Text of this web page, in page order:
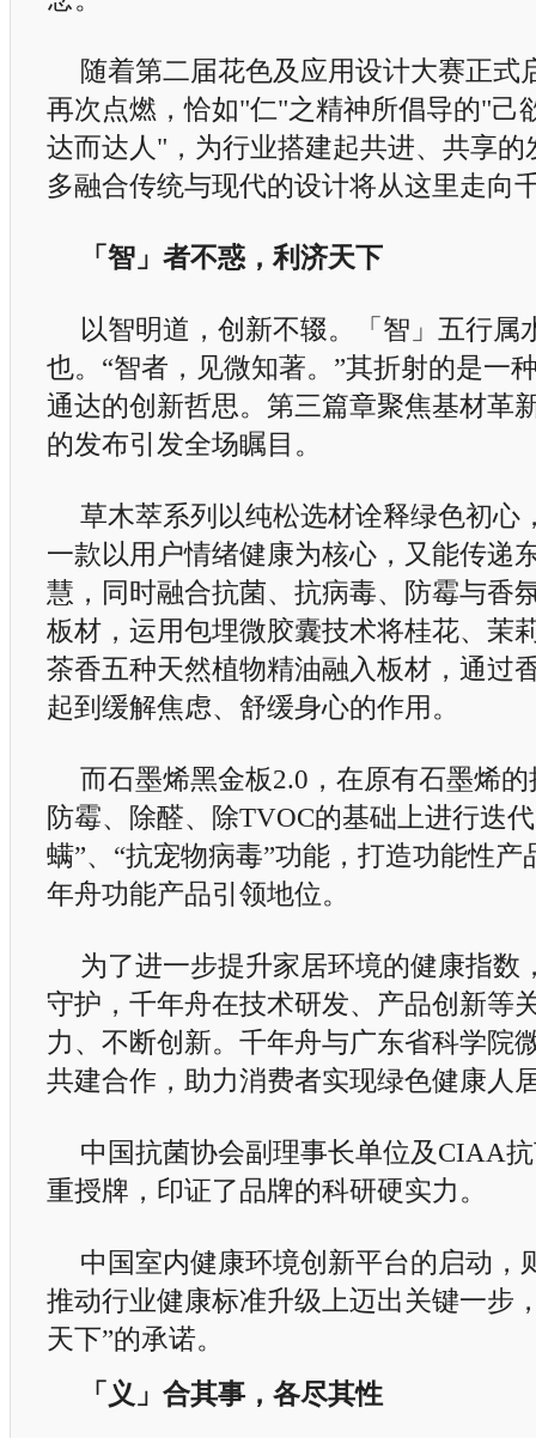
随着第二届花色及应用设计大赛正式
再次点燃，恰如"仁"之精神所倡导的"己
达而达人"，为行业搭建起共进、共享的
多融合传统与现代的设计将从这里走向
「智」者不惑，利济天下
以智明道，创新不辍。「智」五行属
也。“智者，见微知著。”其折射的是一
通达的创新哲思。第三篇章聚焦基材革
的发布引发全场瞩目。
草木萃系列以纯松选材诠释绿色初心
一款以用户情绪健康为核心，又能传递
慧，同时融合抗菌、抗病毒、防霉与香
板材，运用包埋微胶囊技术将桂花、茉
茶香五种天然植物精油融入板材，通过
起到缓解焦虑、舒缓身心的作用。
而石墨烯黑金板2.0，在原有石墨烯
防霉、除醛、除TVOC的基础上进行迭
螨”、“抗宠物病毒”功能，打造功能性
年舟功能产品引领地位。
为了进一步提升家居环境的健康指数
守护，千年舟在技术研发、产品创新等
力、不断创新。千年舟与广东省科学院
共建合作，助力消费者实现绿色健康人
中国抗菌协会副理事长单位及CIAA
重授牌，印证了品牌的科研硬实力。
中国室内健康环境创新平台的启动，
推动行业健康标准升级上迈出关键一步
天下”的承诺。
「义」合其事，各尽其性